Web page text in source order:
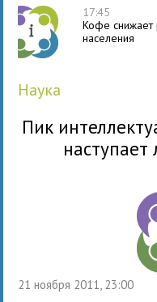
17:45
Кофе снижает
населения
наука
Пик
21 ноября 2011, 23:00